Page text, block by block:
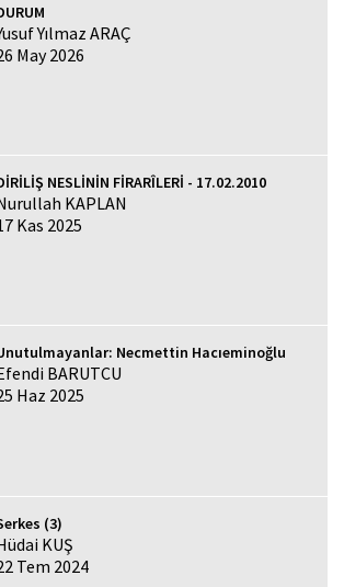
Yılmaz ARAÇ
May 2026
NESLİNİN FİRARÎLERİ - 17.02.2010
KAPLAN
Kas 2025
Necmettin Hacıeminoğlu
BARUTCU
Haz 2025
(3)
KUŞ
Tem 2024